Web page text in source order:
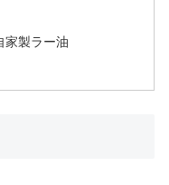
家製ラー油